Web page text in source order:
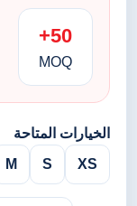
50+
MOQ
الخيارات المتاحة
XS
S
M